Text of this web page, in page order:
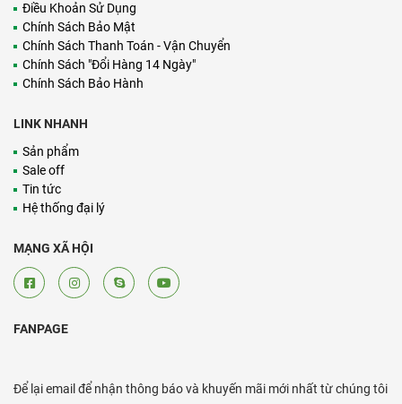
Điều Khoản Sử Dụng
Chính Sách Bảo Mật
Chính Sách Thanh Toán - Vận Chuyển
Chính Sách "Đổi Hàng 14 Ngày"
Chính Sách Bảo Hành
LINK NHANH
Sản phẩm
Sale off
Tin tức
Hệ thống đại lý
MẠNG XÃ HỘI
FANPAGE
Để lại email để nhận thông báo và khuyến mãi mới nhất từ chúng tôi